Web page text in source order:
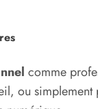
comme
ou